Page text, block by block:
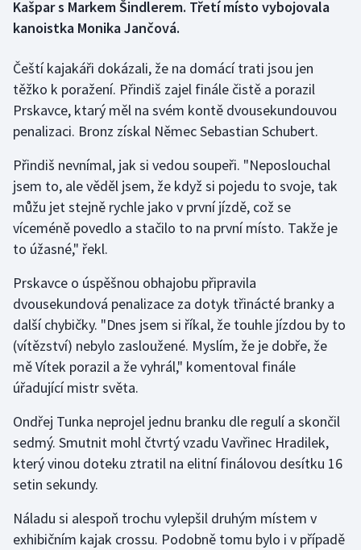
Florbal
Futsal
Golf
Házená
Jezdectví
Judo
Krasobruslení
Lezení
Lyže a snowboard
Moderní pětiboj
Motorsport
Olympijské hry
Parasport
Kašpar s Markem Šindlerem. Třetí místo vybojovala
kanoistka Monika Jančová.
Čeští kajakáři dokázali, že na domácí trati jsou jen
těžko k poražení. Přindiš zajel finále čistě a porazil
Prskavce, ktarý měl na svém kontě dvousekundouvou
penalizaci. Bronz získal Němec Sebastian Schubert.
Přindiš nevnímal, jak si vedou soupeři. "Neposlouchal
jsem to, ale věděl jsem, že když si pojedu to svoje, tak
můžu jet stejně rychle jako v první jízdě, což se
víceméně povedlo a stačilo to na první místo. Takže je
to úžasné," řekl.
Prskavce o úspěšnou obhajobu připravila
dvousekundová penalizace za dotyk třinácté branky a
další chybičky. "Dnes jsem si říkal, že touhle jízdou by to
(vítězství) nebylo zasloužené. Myslím, že je dobře, že
mě Vítek porazil a že vyhrál," komentoval finále
úřadující mistr světa.
Ondřej Tunka neprojel jednu branku dle regulí a skončil
sedmý. Smutnit mohl čtvrtý vzadu Vavřinec Hradilek,
který vinou doteku ztratil na elitní finálovou desítku 16
setin sekundy.
Náladu si alespoň trochu vylepšil druhým místem v
exhibičním kajak crossu. Podobně tomu bylo i v případě